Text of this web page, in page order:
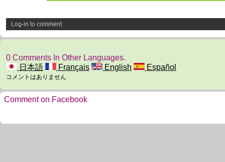
Log-in to comment
0 Comments In Other Languages.
日本語
Français English Español
コメントはありません
Comment on Facebook